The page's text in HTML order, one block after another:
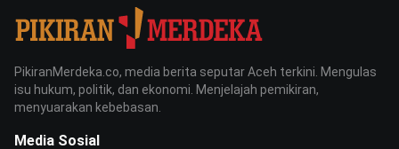
PikiranMerdeka.co, media berita seputar Aceh terkini. Mengulas
isu hukum, politik, dan ekonomi. Menjelajah pemikiran,
menyuarakan kebebasan.
Media Sosial